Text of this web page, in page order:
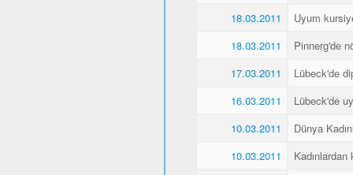
18.03.2011
Uyum
18.03.2011
Pinnerg'de
17.03.2011
Lübeck'de
16.03.2011
Lübeck'de
10.03.2011
Dünya
10.03.2011
Kadınlardan